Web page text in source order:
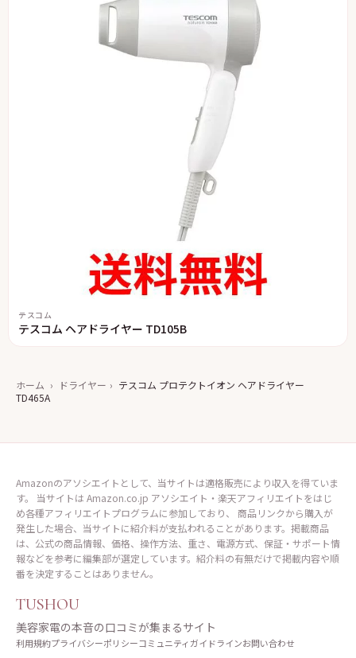
テスコム
テスコム ヘアドライヤー TD105B
ホーム › ドライヤー › テスコム プロテクトイオン ヘアドライヤー
TD465A
Amazonのアソシエイトとして、当サイトは適格販売により収入を得ていま
す。 当サイトは Amazon.co.jp アソシエイト・楽天アフィリエイトをはじ
め各種アフィリエイトプログラムに参加しており、 商品リンクから購入が
発生した場合、当サイトに紹介料が支払われることがあります。掲載商品
は、公式の商品情報、価格、操作方法、重さ、電源方式、保証・サポート情
報などを参考に編集部が選定しています。紹介料の有無だけで掲載内容や順
番を決定することはありません。
TUSHOU
美容家電の本音の口コミが集まるサイト
利用規約プライバシーポリシーコミュニティガイドラインお問い合わせ